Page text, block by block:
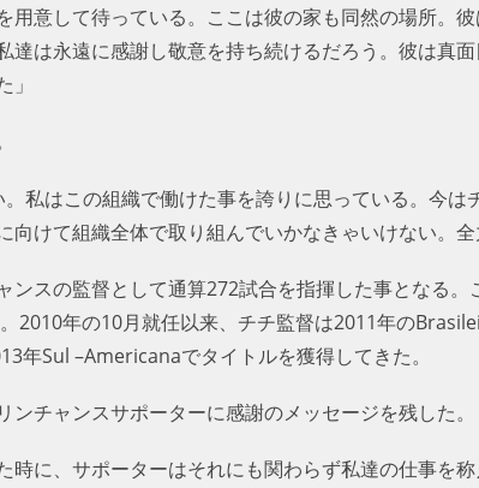
用意して待っている。ここは彼の家も同然の場所。
は永遠に感謝し敬意を持ち続けるだろう。彼は真
私はこの組織で働けた事を誇りに思っている。今は
けて組織全体で取り組んでいかなきゃいけない。全
スの監督として通算272試合を指揮した事となる。
2010年の10月就任以来、チチ監督は2011年の
年Sul –Americanaでタイトルを獲得してきた。
チャンスサポーターに感謝のメッセージを残した。
時に、サポーターはそれにも関わらず私達の仕事を